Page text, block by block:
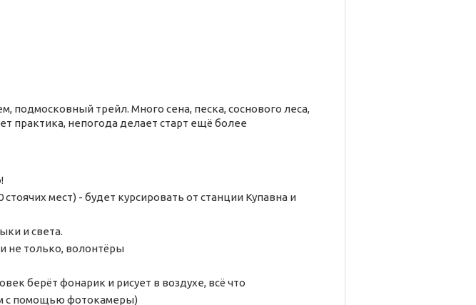
подмосковный трейл. Много сена, песка, соснового леса,
практика, непогода делает старт ещё более
мест) - будет курсировать от станции Купавна и
и света.
не только, волонтёры
берёт фонарик и рисует в воздухе, всё что
с помощью фотокамеры)